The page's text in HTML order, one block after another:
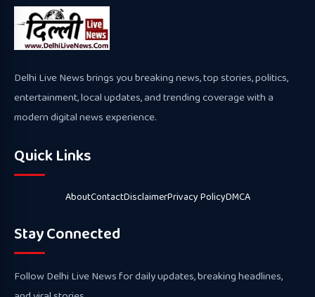
Delhi Live News brings you breaking news, top stories, politics,
entertainment, local updates, and trending coverage with a
modern digital news experience.
Quick Links
AboutContactDisclaimerPrivacy PolicyDMCA
Stay Connected
Follow Delhi Live News for daily updates, breaking headlines,